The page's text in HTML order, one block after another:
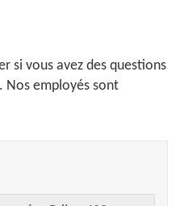
si vous avez des questions
Nos employés sont